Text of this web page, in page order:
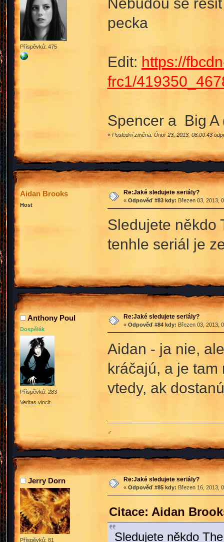
Příspěvků: 475
pecka
Edit: https://
frc1/
Spencer a Big A
« Poslední změna: Únor 23, 2013, 08:00:43
Aidan Brooks
Host
Re:Jaké sledujete seriály?
« Odpověď #83 kdy: Březen 03, 2013,
Sledujete někdo
tenhle seriál je
Anthony Poul
Dospělák
Příspěvků: 283
Veritas vincit.
Re:Jaké sledujete seriály?
« Odpověď #84 kdy: Březen 03, 2013,
Aidan - ja nie,
kráčajú, a je
vtedy, ak
♂
Jerry Dorn
Příspěvků: 81
Re:Jaké sledujete seriály?
« Odpověď #85 kdy: Březen 16, 2013,
Citace: Aidan
Sledujete někdo